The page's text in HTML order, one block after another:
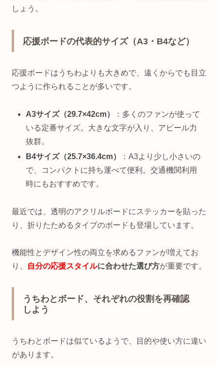
しょう。
応援ボードの代表的サイズ（A3・B4など）
応援ボードはうちわよりも大きめで、遠くからでも目立
つように作られることが多いです。
A3サイズ（29.7×42cm）
：多くのファンが使って
いる定番サイズ。大きな文字が入り、アピール力
抜群。
B4サイズ（25.7×36.4cm）
：A3より少し小さいの
で、コンパクトに持ち運べて便利。交通機関利用
時にもおすすめです。
最近では、透明のアクリルボードにステッカーを貼った
り、折りたためるタイプのボードも登場しています。
機能性とデザイン性の両立を求めるファンが増えてお
り、
自分の応援スタイルに合わせた選び方が重要です。
うちわとボード、それぞれの役割を再確認
しよう
うちわとボードは似ているようで、目的や使い方に違い
があります。